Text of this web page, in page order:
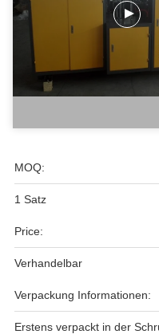
MOQ:
1 Satz
Price:
Verhandelbar
Verpackung Informationen:
Erstens verpackt in der